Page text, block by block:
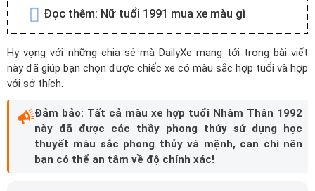
hành
Mộc . Theo quy luật Ngũ Hành thì Kim khắc
nên
khi
Nữ tuổi Thân 1992
đi xe có màu này thì chiếc xe hay bị
hư hỏng, hay bị tai nạn, ảnh hưởng xấu tới sức khỏe.
Màu đỏ Màu hồng
Màu tím
Màu đen Màu xanh da trời